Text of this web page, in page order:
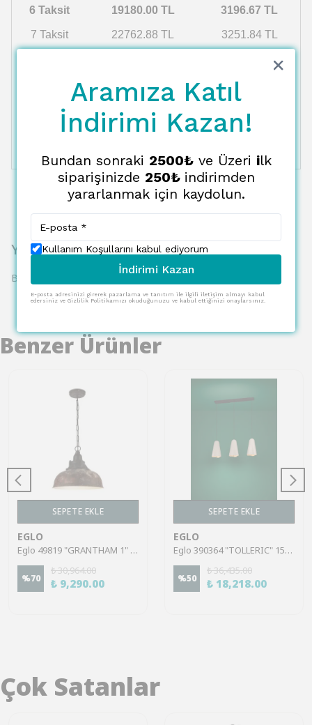
6 Taksit 19180.00 TL 3196.67 TL
7 Taksit 22762.88 TL 3251.84 TL
2909.94 TL
2646.69 TL
10 Taksit
11 Taksit 24980.46 TL 2270.95 TL
12 Taksit 25604.06 TL 2133.67 TL
Yorumlar
Bu ürün için henüz yorum yapılmamış.
Benzer Ürünler
SEPETE EKLE
EGLO
Eglo 49819 "GRANTHAM 1" 37 Cm Çapında Çelik Antik Kahverengi, Bej Sarkıt Avize
%70
₺ 30,964.00
₺ 9,290.00
SEPETE EKLE
EGLO
Eglo 390364 "TOLLERIC" 150 Cm Yüksekliğinde Çelik Siyah Sarkıt Avize
%50
₺ 36,435.00
₺ 18,218.00
Çok Satanlar
Aramıza Katıl
İndirimi Kazan!
Bundan sonraki 2500₺ve Üzeri ilk
siparişinizde 250₺ indirimden
yararlanmak için kaydolun.
Kullanım Koşullarını kabul ediyorum
İndirimi Kazan
E-posta adresinizi girerek pazarlama ve tanıtım ile ilgili iletişim almayı kabul
edersiniz ve Gizlilik Politikamızı okuduğunuzu ve kabul ettiğinizi onaylarsınız.